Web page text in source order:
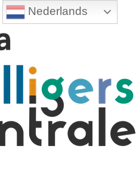
Nederlands